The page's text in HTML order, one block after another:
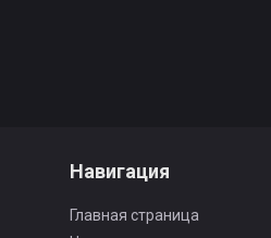
Навигация
Главная страница